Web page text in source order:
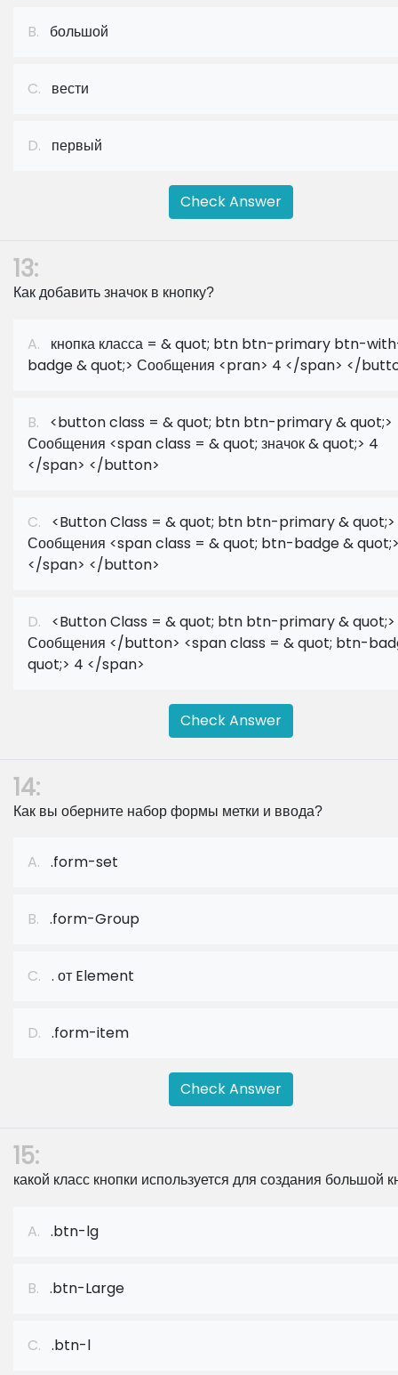
B. большой
C. вести
D. первый
Check Answer
13:
Как добавить значок в кнопку?
A. кнопка класса = & quot; btn btn-primary btn-
badge & quot;> Сообщения <pran> 4 </span> </
B. <button class = & quot; btn btn-primary & quot;>
Сообщения <span class = & quot; значок & quot;> 4
</span> </button>
C. <Button Class = & quot; btn btn-primary & quot;>
Сообщения <span class = & quot; btn-badge &
</span> </button>
D. <Button Class = & quot; btn btn-primary & quot;>
Сообщения </button> <span class = & quot; btn-
quot;> 4 </span>
Check Answer
14:
Как вы оберните набор формы метки и ввода?
A. .form-set
B. .form-Group
C. . от Element
D. .form-item
Check Answer
15:
какой класс кнопки используется для создания большой
A. .btn-lg
B. .btn-Large
C. .btn-l